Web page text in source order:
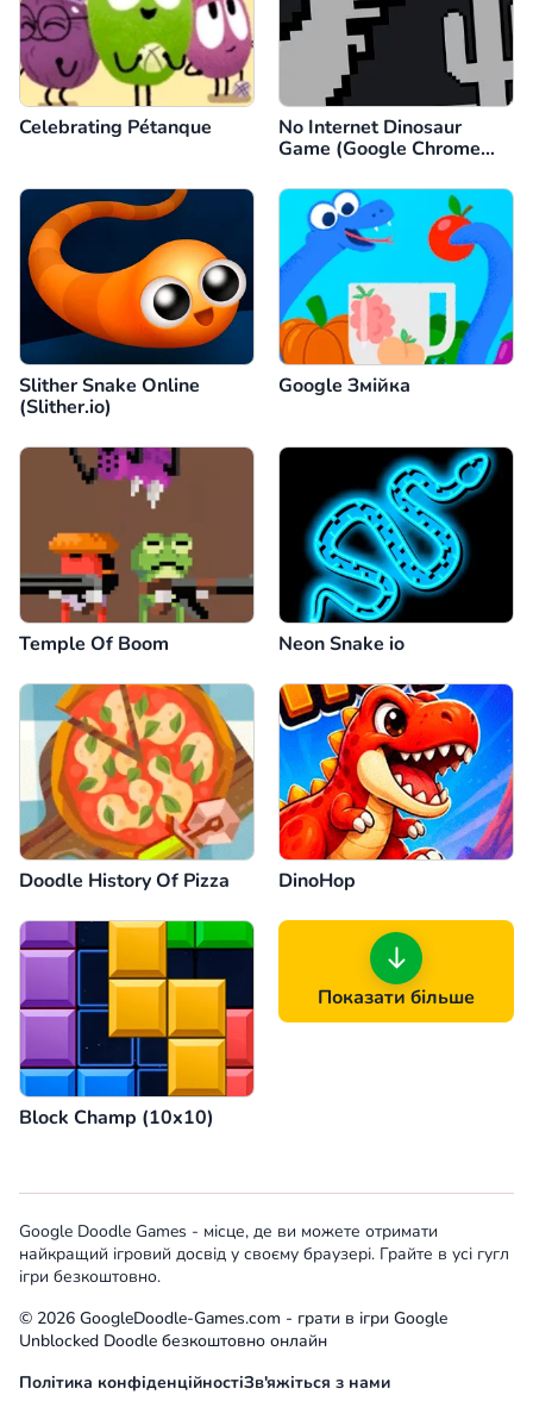
Celebrating Pétanque
No Internet Dinosaur
Game (Google Chrome
Slither Snake Online
(Slither.io)
Google Змійка
Temple Of Boom Neon Snake io
Doodle History Of Pizza DinoHop
Block Champ (10x10)
Показати більше
Google Doodle Games - місце, де ви можете отримати
найкращий ігровий досвід у своєму браузері. Грайте в усі гугл
ігри безкоштовно.
© 2026 GoogleDoodle-Games.com - грати в ігри Google
Unblocked Doodle безкоштовно онлайн
Політика конфіденційностіЗв'яжіться з нами